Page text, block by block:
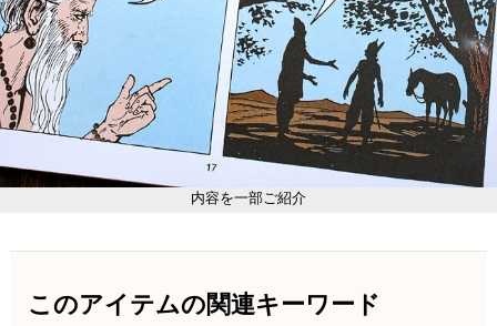
内容を一部ご紹介
このアイテムの関連キーワード